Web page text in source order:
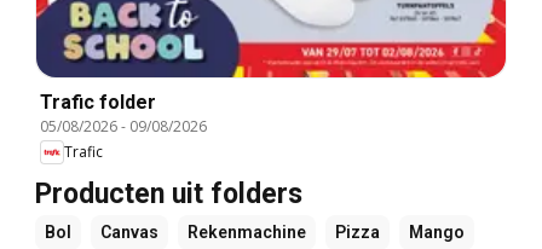
Trafic folder
05/08/2026- 09/08/2026
Trafic
Producten uit folders
Bol Canvas Rekenmachine Pizza Mango